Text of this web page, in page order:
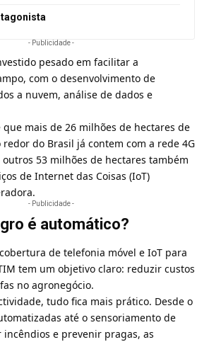
- Publicidade -
pesado em facilitar a
com o desenvolvimento de
a nuvem, análise de dados e
mais de 26 milhões de hectares de
do Brasil já contem com a rede 4G
53 milhões de hectares também
de Internet das Coisas (IoT)
- Publicidade -
é automático?
de telefonia móvel e IoT para
tem um objetivo claro: reduzir custos
no agronegócio.
tudo fica mais prático. Desde o
até o sensoriamento de
e prevenir pragas, as